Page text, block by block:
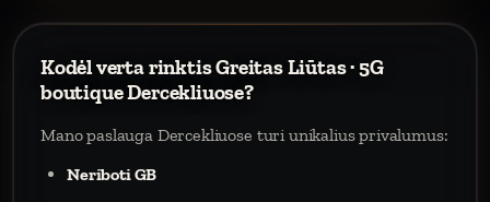
Kodėl verta rinktis Greitas Liūtas · 5G
boutique Dercekliuose?
Mano paslauga Dercekliuose turi unikalius privalumus:
Neriboti GB